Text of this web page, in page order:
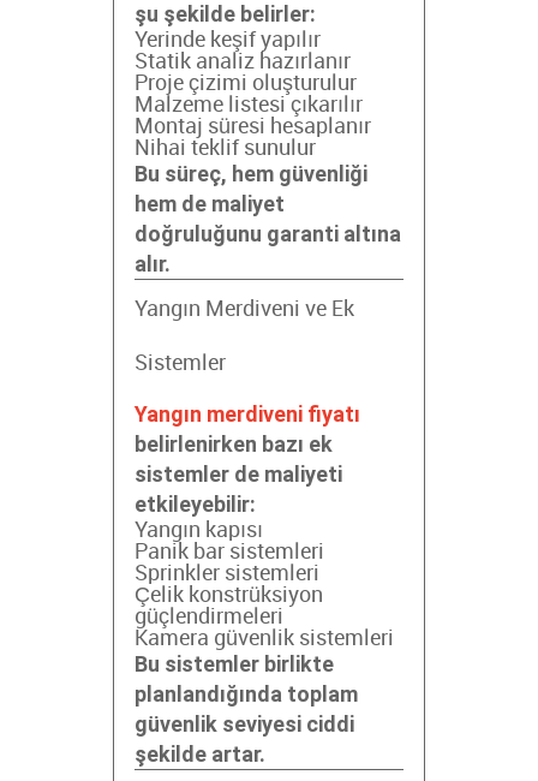
şu şekilde belirler:
Yerinde keşif yapılır
Statik analiz hazırlanır
Proje çizimi oluşturulur
Malzeme listesi çıkarılır
Montaj süresi hesaplanır
Nihai teklif sunulur
Bu süreç, hem güvenliği
hem de maliyet
doğruluğunu garanti altına
alır.
Yangın Merdiveni ve Ek
Sistemler
Yangın merdiveni fiyatı
belirlenirken bazı ek
sistemler de maliyeti
etkileyebilir:
Yangın kapısı
Panik bar sistemleri
Sprinkler sistemleri
Çelik konstrüksiyon
güçlendirmeleri
Kamera güvenlik sistemleri
Bu sistemler birlikte
planlandığında toplam
güvenlik seviyesi ciddi
şekilde artar.